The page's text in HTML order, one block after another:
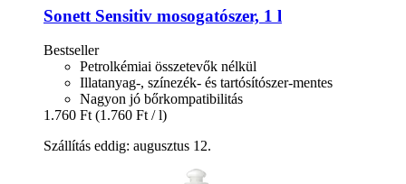
Sonett Sensitiv mosogatószer, 1 l
Bestseller
Petrolkémiai összetevők nélkül
Illatanyag-, színezék- és tartósítószer-mentes
Nagyon jó bőrkompatibilitás
1.760 Ft (1.760 Ft / l)
Szállítás eddig: augusztus 12.